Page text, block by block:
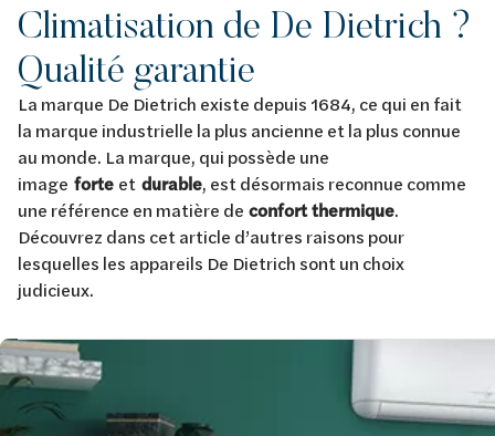
Climatisation de De Dietrich ?
Qualité garantie
La marque De Dietrich existe depuis 1684, ce qui en fait
la marque industrielle la plus ancienne et la plus connue
au monde. La marque, qui possède une
image forte et durable, est désormais reconnue comme
une référence en matière de confort thermique.
Découvrez dans cet article d’autres raisons pour
lesquelles les appareils De Dietrich sont un choix
judicieux.
Image